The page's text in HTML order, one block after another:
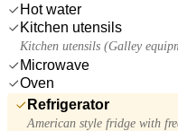
Hot water
Kitchen utensils
Kitchen utensils (Galley
Microwave
Oven
Refrigerator
American style fridge with